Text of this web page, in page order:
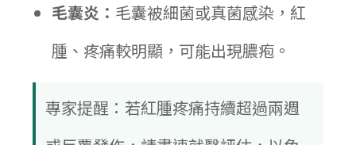
毛囊炎： 毛囊被細菌或真菌感染，紅
腫、疼痛較明顯，可能出現膿疱。
專家提醒：若紅腫疼痛持續超過兩週